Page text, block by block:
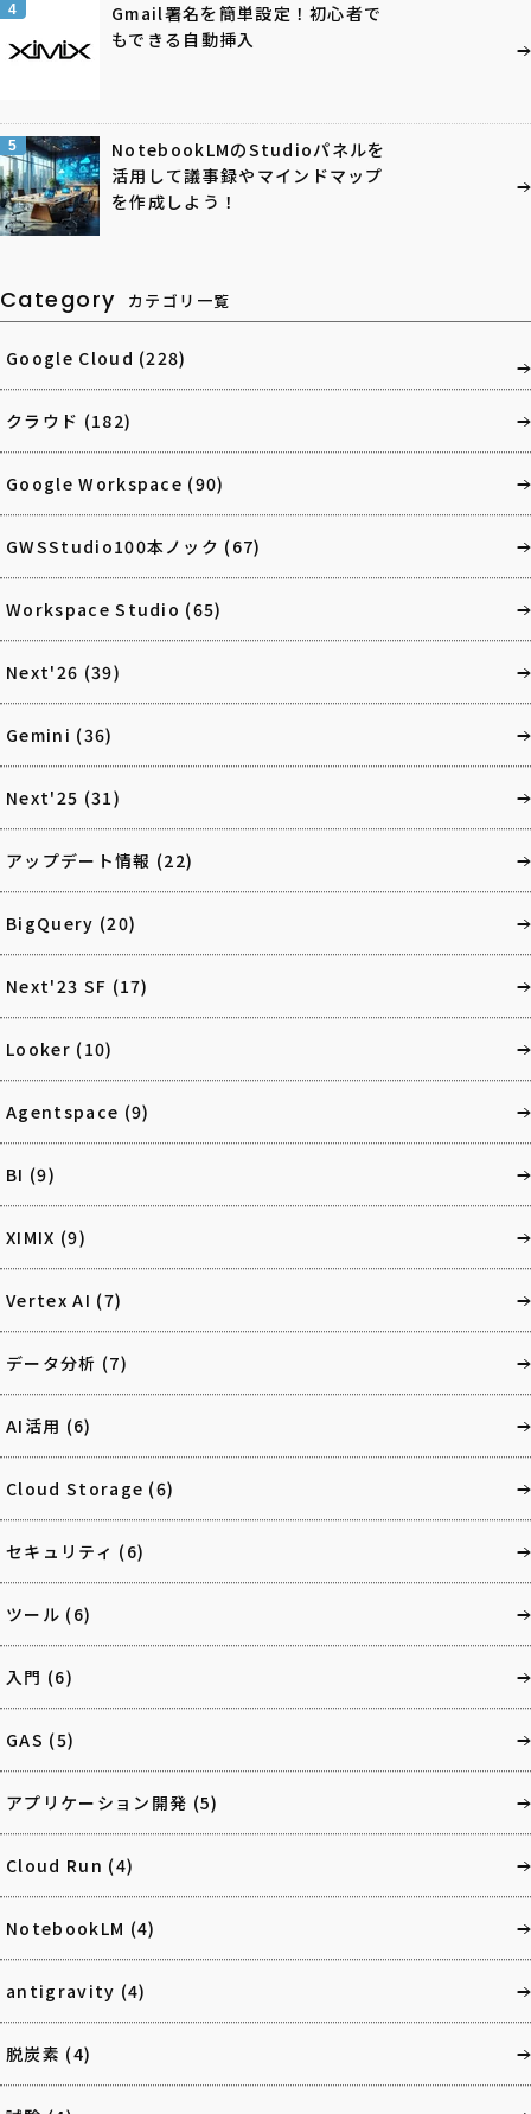
4
Gmail署名を簡単設定！初心者で
もできる自動挿入
5
NotebookLMのStudioパネルを
活用して議事録やマインドマップ
を作成しよう！
Category カテゴリ一覧
Google Cloud (228)
クラウド (182)
Google Workspace (90)
GWSStudio100本ノック (67)
Workspace Studio (65)
Next'26 (39)
Gemini (36)
Next'25 (31)
アップデート情報 (22)
BigQuery (20)
Next'23 SF (17)
Looker (10)
Agentspace (9)
BI (9)
XIMIX (9)
Vertex AI (7)
データ分析 (7)
AI活用 (6)
Cloud Storage (6)
セキュリティ (6)
ツール (6)
入門 (6)
GAS (5)
アプリケーション開発 (5)
Cloud Run (4)
NotebookLM (4)
antigravity (4)
脱炭素 (4)